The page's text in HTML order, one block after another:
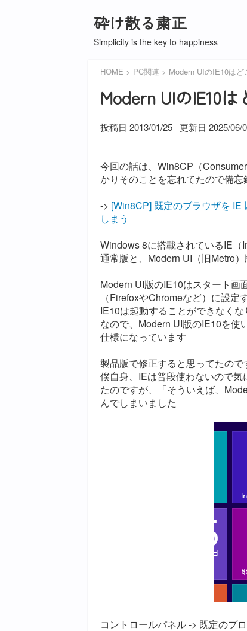
砕け散る粛正
Simplicity is the key to happiness
HOME PC関連 Modern UIのIE10はど
Modern UIのIE10は
投稿日 2013/01/25 更新日 2025/06/
今回の話は、Win8CP（
かりそのことを忘れてたので備
-> [Win8CP] 既定のブラウザを IE
しまう
Windows 8に搭載されているIE
通常版と、Modern UI（旧Metro
Modern UI版のIE10はスタート画
（FirefoxやChromeなど）に設
IE10は起動することができなくな
なので、Modern UI版のIE10を使
仕様になっています
製品版で修正すると思ってたの
僕自身、IEは普段使わないので
たのですが、「そういえば、
んでしまいました
コントロールパネル -> 既定のプ